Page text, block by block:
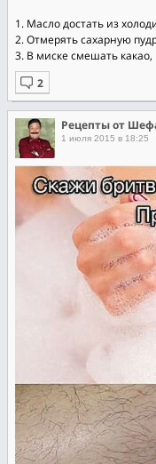
1. Масло достать из
2. Отмерять сахарную
3. В миске смешать какао,
Рецепты от
1 июля 2015 в 18:25